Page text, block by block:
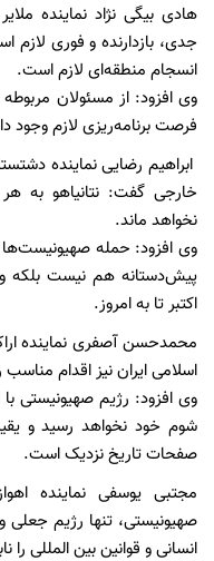
هادی بیگی نژاد نماینده
جدی، بازدارنده و فوری
انسجام منطقه‌ای لازم است.
وی افزود: از مسئولان
فرصت برنامه‌ریزی لازم وجود
ابراهیم رضایی نماینده
خارجی گفت: نتانیاهو به
نخواهد ماند.
وی افزود: ‏حمله صهیونیست‌ها
پیش‌دستانه هم نیست بلکه
اکتبر تا به امروز. ‏
محمدحسن آصفری نماینده
اسلامی ایران نیز اقدام
وی افزود: رژیم صهیونیستی با
شوم خود نخواهد رسید و
صفحات تاریخ نزدیک است.
مجتبی یوسفی نماینده
صهیونیستی، تنها رژیم
انسانی و قوانین بین المللی